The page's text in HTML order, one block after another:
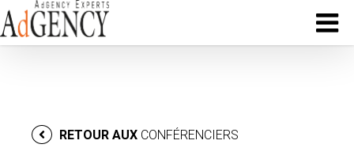
RETOUR AUX CONFÉRENCIERS